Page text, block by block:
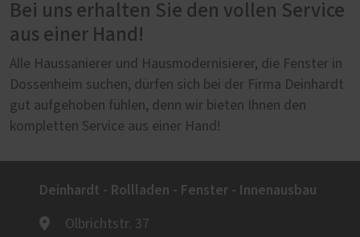
Bei uns erhalten Sie den vollen Service
aus einer Hand!
Alle Haussanierer und Hausmodernisierer, die Fenster in
Dossenheim suchen, dürfen sich bei der Firma Deinhardt
gut aufgehoben fühlen, denn wir bieten Ihnen den
kompletten Service aus einer Hand!
Deinhardt - Rollladen - Fenster - Innenausbau
Olbrichtstr. 37